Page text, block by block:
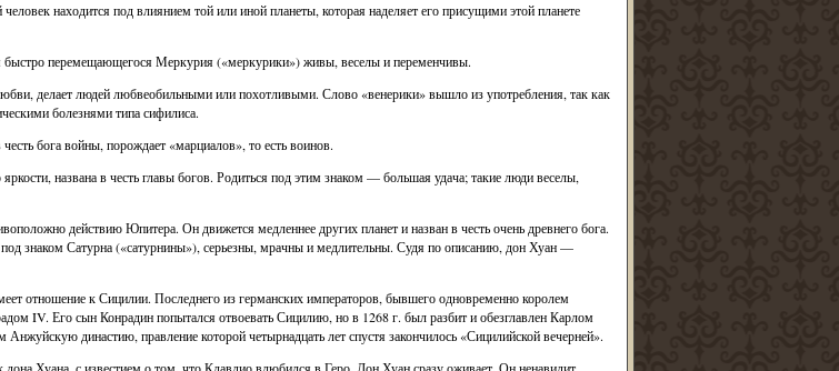
находится под влиянием той или иной планеты, которая наделяет его присущими этой планете
перемещающегося Меркурия («меркурики») живы, веселы и переменчивы.
делает людей любвеобильными или похотливыми. Слово «венерики» вышло из употребления, так как
болезнями типа сифилиса.
бога войны, порождает «марциалов», то есть воинов.
названа в честь главы богов. Родиться под этим знаком — большая удача; такие люди веселы,
действию Юпитера. Он движется медленнее других планет и назван в честь очень древнего бога.
знаком Сатурна («сатурнины»), серьезны, мрачны и медлительны. Судя по описанию, дон Хуан —
отношение к Сицилии. Последнего из германских императоров, бывшего одновременно королем
IV. Его сын Конрадин попытался отвоевать Сицилию, но в 1268 г. был разбит и обезглавлен Карлом
династию, правление которой четырнадцать лет спустя закончилось «Сицилийской вечерней».